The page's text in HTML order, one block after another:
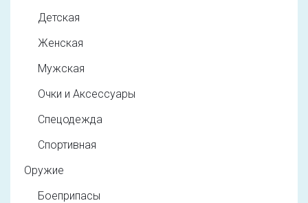
Детская
Женская
Мужская
Очки и Аксессуары
Спецодежда
Спортивная
Оружие
Боеприпасы